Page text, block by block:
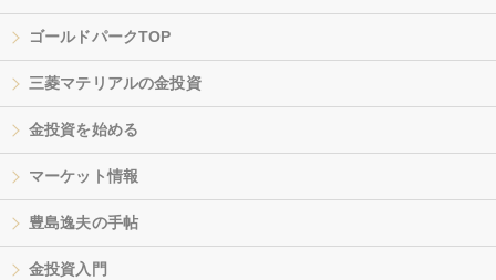
ゴールドパークTOP
三菱マテリアルの金投資
金投資を始める
マーケット情報
豊島逸夫の手帖
金投資入門